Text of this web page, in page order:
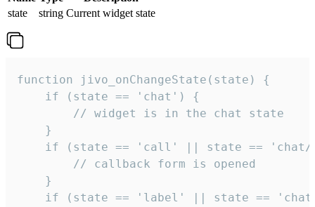
state
string Current widget state
function jivo_onChangeState(state) {
    if (state == 'chat') {
        // widget is in the chat state
    }
if (state == 'call' || state ==
        // callback form is opened
    }
if (state == 'label' || state ==